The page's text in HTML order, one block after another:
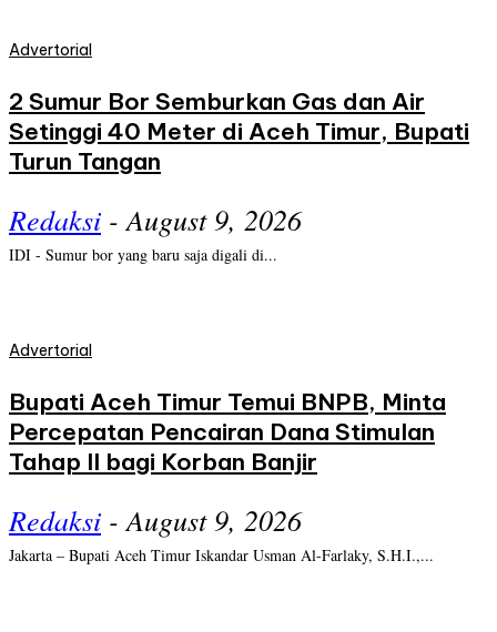
Advertorial
2 Sumur Bor Semburkan Gas dan Air
Setinggi 40 Meter di Aceh Timur, Bupati
Turun Tangan
Redaksi - August 9, 2026
IDI - Sumur bor yang baru saja digali di...
Advertorial
Bupati Aceh Timur Temui BNPB, Minta
Percepatan Pencairan Dana Stimulan
Tahap II bagi Korban Banjir
Redaksi - August 9, 2026
Jakarta – Bupati Aceh Timur Iskandar Usman Al-Farlaky, S.H.I.,...